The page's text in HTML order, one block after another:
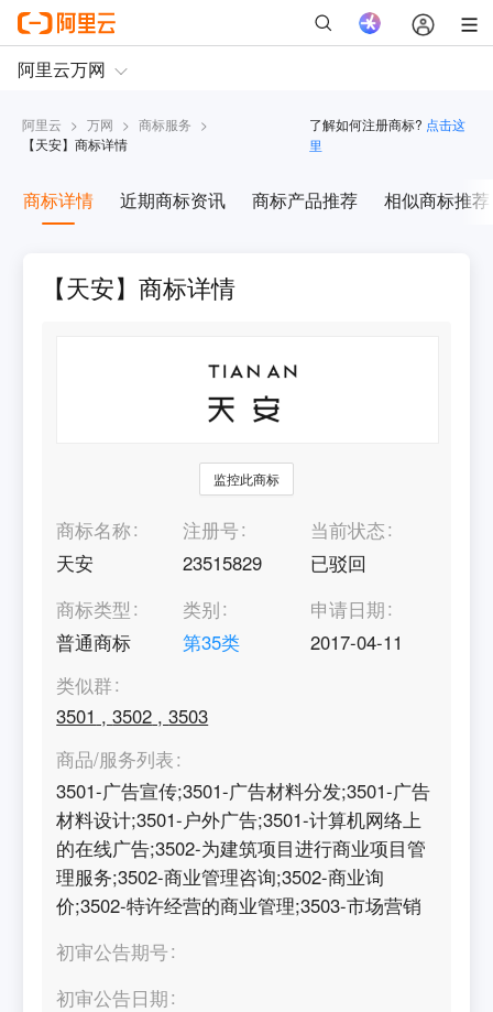
阿里云 > 万网 > 商标服务 >
【天安】商标详情
了解如何注册商标? 点击这
里
商标详情 近期商标资讯 商标产品推荐 相似商标推荐
【天安】商标详情
监控此商标
商标名称
天安
注册号
23515829
当前状态
已驳回
商标类型
普通商标
类别
第35类
申请日期
2017-04-11
类似群
3501 ,3502 ,3503
商品/服务列表
3501-广告宣传;3501-广告材料分发;3501-广告
材料设计;3501-户外广告;3501-计算机网络上
的在线广告;3502-为建筑项目进行商业项目管
理服务;3502-商业管理咨询;3502-商业询
价;3502-特许经营的商业管理;3503-市场营销
初审公告期号
初审公告日期